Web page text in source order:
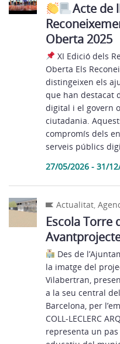
​Acte de
Oberta 2025
XI Edició dels
Oberta Els
distingeixen els
que han destacat
digital i el govern
ciutadania.
compromís dels
serveis públics
27/05/2026 - 31/
Actualitat,
Escola Torre
Des de
la imatge del
Vilabertran,
a la seu central
Barcelona, per
COLL-LECLERC
representa un